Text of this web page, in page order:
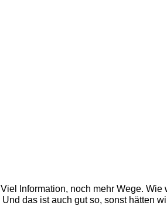
Viel Information, noch mehr Wege.
Und das ist auch gut so, sonst hätten